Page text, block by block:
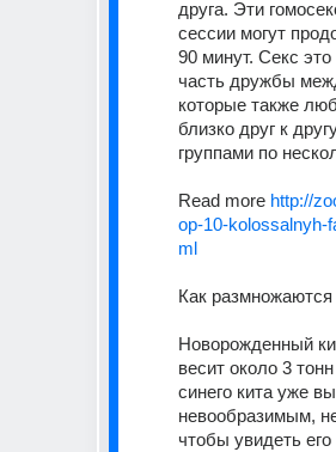
друга. Эти
сессии могут
90 минут. Секс
часть дружбы
которые также
близко друг к
группами по
Read more http://
op-10-kolossalnyh-
ml
Как
Новорожденный
весит около 3
синего кита уже
невообразимым,
чтобы увидеть его